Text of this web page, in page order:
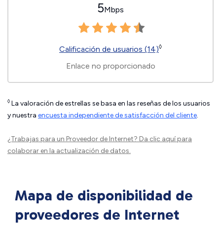
5Mbps
Calificación de usuarios (14)◊
Enlace no proporcionado
◊ La valoración de estrellas se basa en las reseñas de los usuarios
y nuestra encuesta independiente de satisfacción del cliente.
¿Trabajas para un Proveedor de Internet? Da clic aquípara
colaborar en la actualización de datos.
Mapa de disponibilidad de
proveedores de Internet